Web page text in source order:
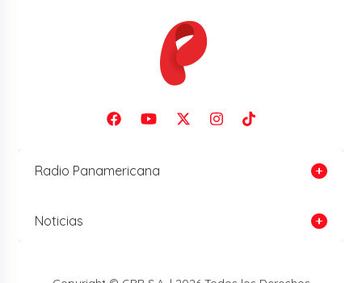
Radio Panamericana
Noticias